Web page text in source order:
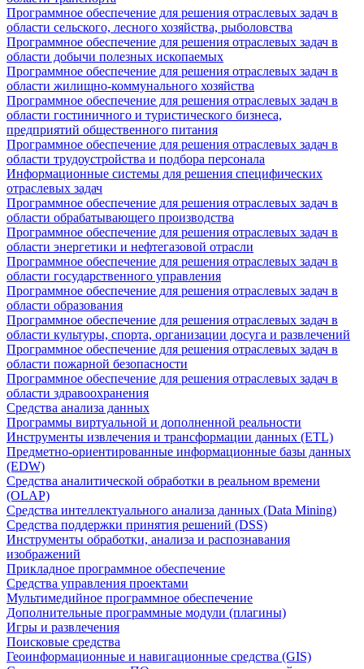
Программное обеспечение для решения отраслевых задач в
области сельского, лесного хозяйства, рыболовства
Программное обеспечение для решения отраслевых задач в
области добычи полезных ископаемых
Программное обеспечение для решения отраслевых задач в
области жилищно-коммунального хозяйства
Программное обеспечение для решения отраслевых задач в
области гостиничного и туристического бизнеса,
предприятий общественного питания
Программное обеспечение для решения отраслевых задач в
области трудоустройства и подбора персонала
Информационные системы для решения специфических
отраслевых задач
Программное обеспечение для решения отраслевых задач в
области обрабатывающего производства
Программное обеспечение для решения отраслевых задач в
области энергетики и нефтегазовой отрасли
Программное обеспечение для решения отраслевых задач в
области государственного управления
Программное обеспечение для решения отраслевых задач в
области образования
Программное обеспечение для решения отраслевых задач в
области культуры, спорта, организации досуга и развлечений
Программное обеспечение для решения отраслевых задач в
области пожарной безопасности
Программное обеспечение для решения отраслевых задач в
области здравоохранения
Средства анализа данных
Программы виртуальной и дополненной реальности
Инструменты извлечения и трансформации данных (ETL)
Предметно-ориентированные информационные базы данных
(EDW)
Средства аналитической обработки в реальном времени
(OLAP)
Средства интеллектуального анализа данных (Data Mining)
Средства поддержки принятия решений (DSS)
Инструменты обработки, анализа и распознавания
изображений
Прикладное программное обеспечение
Средства управления проектами
Мультимедийное программное обеспечение
Дополнительные программные модули (плагины)
Игры и развлечения
Поисковые средства
Геоинформационные и навигационные средства (GIS)